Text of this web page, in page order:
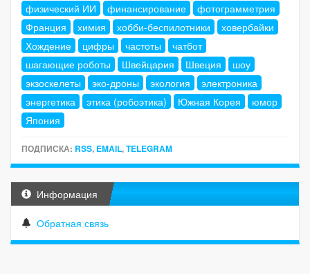
физический ИИ
финансирование
фотограмметрия
Франция
химия хобби-беспилотники
ховербайки
Хождение
цифры частоты
чатбот
шагающие роботы
Швейцария Швеция
шоу
экзоскелеты
эко-дроны экология
электроника
энергетика
этика (робоэтика) Южная Корея
юмор
Япония
ПОДПИСКА: RSS, EMAIL,TELEGRAM
Информация
Обратная связь